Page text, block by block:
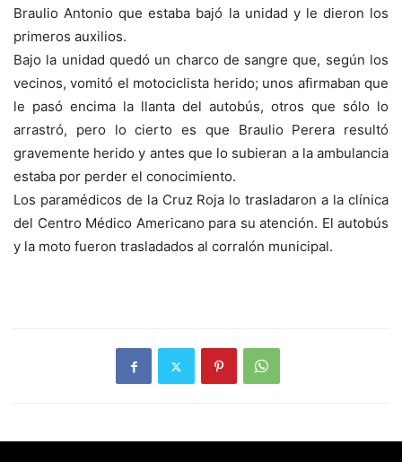
Braulio Antonio que estaba bajó la unidad y le dieron los
primeros auxilios.
Bajo la unidad quedó un charco de sangre que, según los
vecinos, vomitó el motociclista herido; unos afirmaban que
le pasó encima la llanta del autobús, otros que sólo lo
arrastró, pero lo cierto es que Braulio Perera resultó
gravemente herido y antes que lo subieran a la ambulancia
estaba por perder el conocimiento.
Los paramédicos de la Cruz Roja lo trasladaron a la clínica
del Centro Médico Americano para su atención. El autobús
y la moto fueron trasladados al corralón municipal.